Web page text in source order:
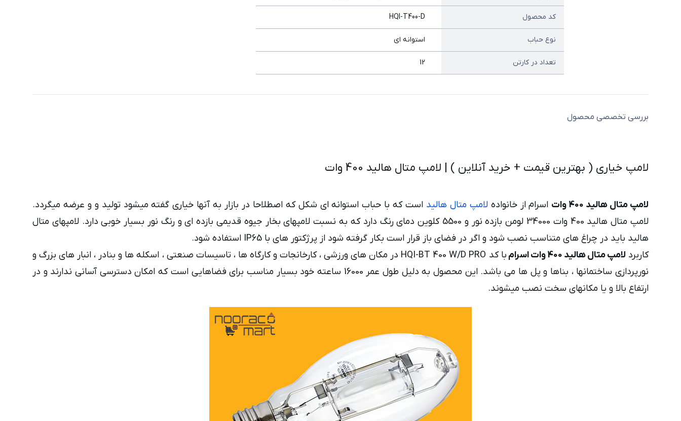
کد محصول HQI-T400-D
نوع حباب استوانه ای
تعداد در کارتن 12
بررسی تخصصی محصول
لامپ خیاری ( بهترین قیمت + خرید آنلاین ) | لامپ متال هالید 400 وات
لامپ متال هالید 400 وات اسرام از خانوادهلامپ متال هالید است که با حباب استوانه ای شکل که اصطلاحا در بازار به آنها خیاری گفته میشود تولید و و عرضه میگردد.
لامپ متال هالید 400 وات 34000 لومن بازده نور و 5500 کلوین دمای رنگ دارد که به نسبت لامپهای بخار جیوه قدیمی بازده ای و رنگ نور بسیار خوبی دارد. لامپهای متال
هالید باید در چراغ های متناسب نصب شود و اگر در فضای باز قرار است بکار گرفته شود از پرژکتور های با IP65 استفاده شود.
کاربرد لامپ متال هالید 400 وات اسرام
با کد HQI-BT 400 W/D PRO در مکان های ورزشی ، کارخانجات و کارگاه ها ، تاسیسات صنعتی ، اسکله ها و بنادر ، انبار های بزرگ و
نورپردازی ساختمانها ، بناها و پل ها می باشد. این محصول به دلیل طول عمر 16000 ساعته خود بسیار مناسب برای فضاهایی است که امکان دسترسی آسانی ندارند و در
ارتفاع بالا و یا مکانهای سخت نصب میشوند.